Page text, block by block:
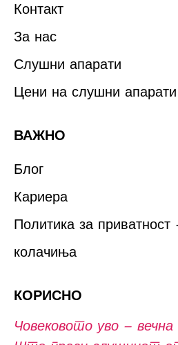
Контакт
За нас
Слушни апарати
Цени на слушни апарати
ВАЖНО
Блог
Кариера
Политика за приватност
колачиња
КОРИСНО
Човековото уво – вечна